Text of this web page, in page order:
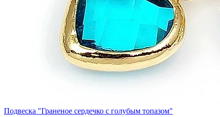
Подвеска "Граненое сердечко с голубым топазом"